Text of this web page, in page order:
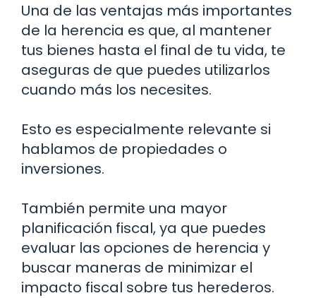
Una de las ventajas más importantes
de la herencia es que, al mantener
tus bienes hasta el final de tu vida, te
aseguras de que puedes utilizarlos
cuando más los necesites.
Esto es especialmente relevante si
hablamos de propiedades o
inversiones.
También permite una mayor
planificación fiscal, ya que puedes
evaluar las opciones de herencia y
buscar maneras de minimizar el
impacto fiscal sobre tus herederos.